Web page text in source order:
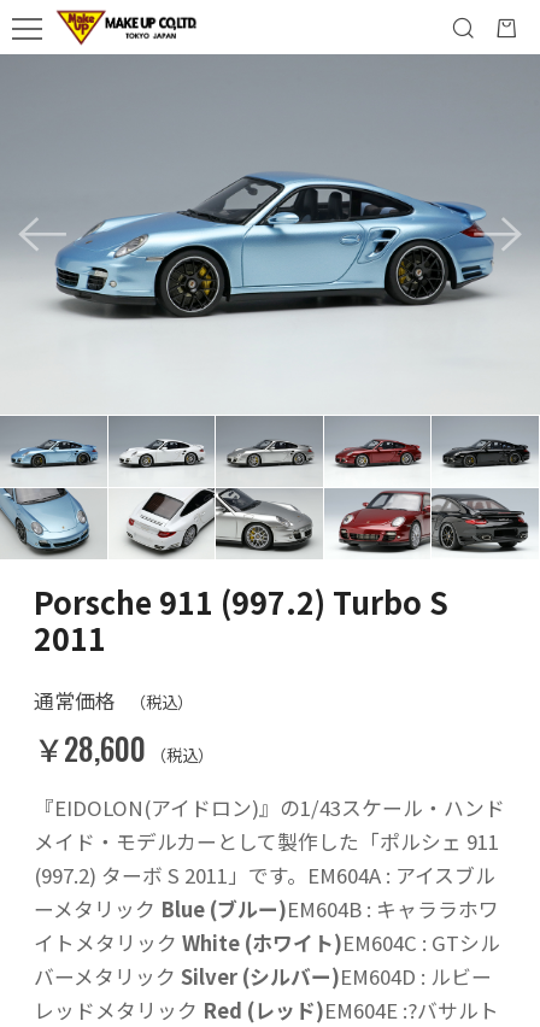
Porsche 911 (997.2) Turbo S
2011
通常価格 （税込）
￥28,600 （税込）
『EIDOLON(アイドロン)』の1/43スケール・ハンド
メイド・モデルカーとして製作した「ポルシェ 911
(997.2) ターボ S 2011」です。EM604A : アイスブル
ーメタリック Blue (ブルー)EM604B : キャララホワ
イトメタリック White (ホワイト)EM604C : GTシル
バーメタリック Silver (シルバー)EM604D : ルビー
レッドメタリック Red (レッド)EM604E :?バサルト